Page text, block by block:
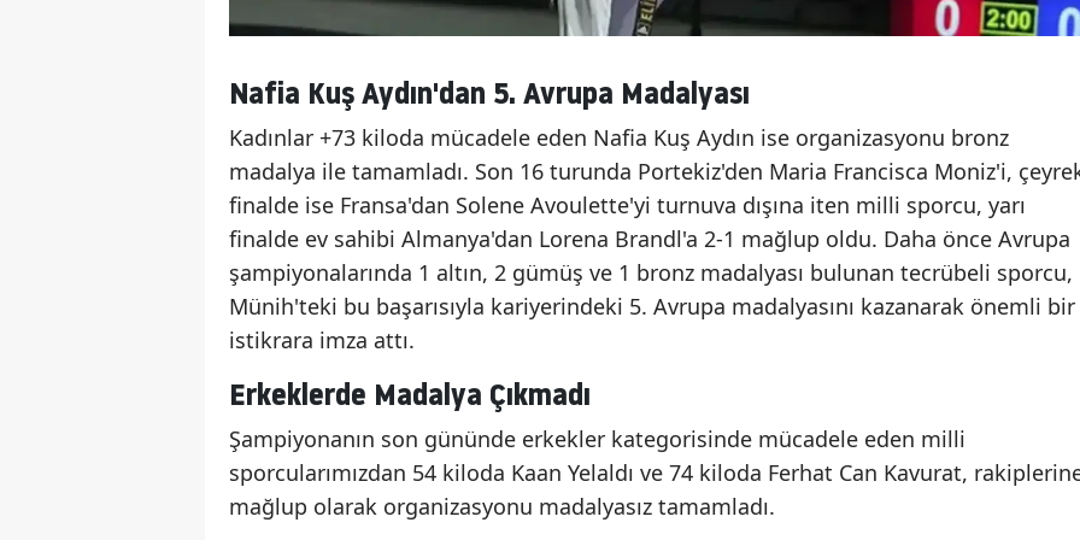
Nafia Kuş Aydın'dan 5. Avrupa Madalyası
Kadınlar +73 kiloda mücadele eden Nafia Kuş Aydın ise organizasyonu bronz
madalya ile tamamladı. Son 16 turunda Portekiz'den Maria Francisca Moniz'i,
finalde ise Fransa'dan Solene Avoulette'yi turnuva dışına iten milli sporcu, yarı
finalde ev sahibi Almanya'dan Lorena Brandl'a 2-1 mağlup oldu. Daha önce Avrupa
şampiyonalarında 1 altın, 2 gümüş ve 1 bronz madalyası bulunan tecrübeli sporcu,
Münih'teki bu başarısıyla kariyerindeki 5. Avrupa madalyasını kazanarak önemli bir
istikrara imza attı.
Erkeklerde Madalya Çıkmadı
Şampiyonanın son gününde erkekler kategorisinde mücadele eden milli
sporcularımızdan 54 kiloda Kaan Yelaldı ve 74 kiloda Ferhat Can Kavurat,
mağlup olarak organizasyonu madalyasız tamamladı.